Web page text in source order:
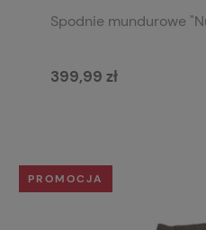
Spodnie mundurowe
399,99 zł
PROMOCJA